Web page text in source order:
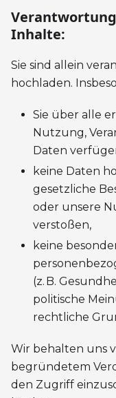
Inhalte:
Sie sind allein
hochladen.
Sie über alle
Nutzung,
Daten
keine Daten
gesetzliche
oder unsere
verstoßen,
keine
(z. B.
politische
rechtliche
Wir behalten uns
begründetem
den Zugriff